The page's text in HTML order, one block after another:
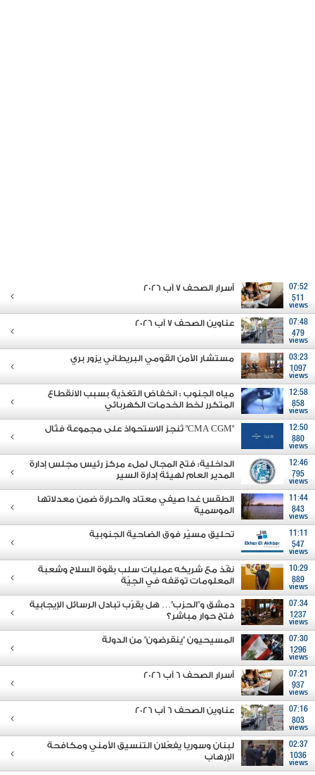
07:52
511
views
أسرار الصحف 7 آب 2026
07:48
479
views
عناوين الصحف 7 آب 2026
03:23
1097
views
مستشار الأمن القومي البريطاني يزور بري
12:58
858
views
مياه الجنوب : انخفاض التغذية بسبب الانقطاع
المتكرر لخط الخدمات الكهربائي
12:50
880
views
"CMA CGM" تُنجز الاستحواذ على مجموعة فتّال
12:46
795
views
الداخلية: فتح المجال لملء مركز رئيس مجلس إدارة
المدير العام لهيئة إدارة السير
11:44
843
views
الطقس غدا صيفي معتاد والحرارة ضمن معدلاتها
الموسمية
11:11
547
views
تحليق مسيّر فوق الضاحية الجنوبية
10:29
889
views
نفّذ مع شريكه عمليات سلب بقوة السلاح وشعبة
المعلومات توقفه في الجِيّة
07:34
1237
views
دمشق و"الحزب"… هل يقرّب تبادل الرسائل الإيجابية
فتح حوار مباشر؟
07:30
1296
views
المسيحيون "ينقرضون" من الدولة
07:21
937
views
أسرار الصحف 6 آب 2026
07:16
803
views
عناوين الصحف 6 آب 2026
02:37
1036
views
لبنان وسوريا يفعّلان التنسيق الأمني ومكافحة
الإرهاب